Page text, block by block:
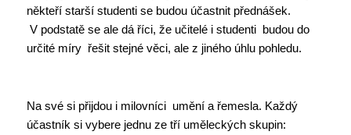
někteří starší studenti se budou účastnit přednášek.
V podstatě se ale dá říci, že učitelé i studenti budou do
určité míry řešit stejné věci, ale z jiného úhlu pohledu.
Na své si přijdou i milovníci umění a řemesla. Každý
účastník si vybere jednu ze tří uměleckých skupin: